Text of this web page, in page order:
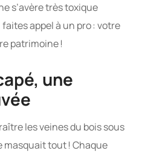
s’avère très toxique
appel à un pro : votre
patrimoine !
une
les veines du bois sous
masquait tout ! Chaque